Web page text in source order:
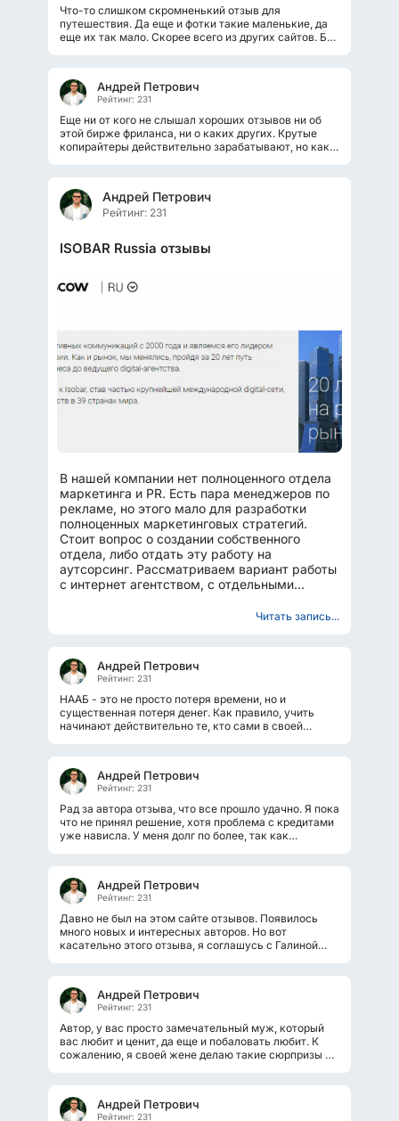
Что-то слишком скромненький отзыв для
путешествия. Да еще и фотки такие маленькие, да
еще их так мало. Скорее всего из других сайтов. Без
Андрей Петрович
Рейтинг: 231
Еще ни от кого не слышал хороших отзывов ни об
этой бирже фриланса, ни о каких других. Крутые
копирайтеры действительно зарабатывают, но как
Андрей Петрович
Рейтинг: 231
ISOBAR Russia отзывы
В нашей компании нет полноценного отдела
маркетинга и PR. Есть пара менеджеров по
рекламе, но этого мало для разработки
полноценных маркетинговых стратегий.
Стоит вопрос о создании собственного
отдела, либо отдать эту работу на
аутсорсинг. Рассматриваем вариант работы
с интернет агентством, с отдельными
Читать запись...
Андрей Петрович
Рейтинг: 231
НААБ - это не просто потеря времени, но и
существенная потеря денег. Как правило, учить
начинают действительно те, кто сами в своей
Андрей Петрович
Рейтинг: 231
Рад за автора отзыва, что все прошло удачно. Я пока
что не принял решение, хотя проблема с кредитами
уже нависла. У меня долг по более, так как
Андрей Петрович
Рейтинг: 231
Давно не был на этом сайте отзывов. Появилось
много новых и интересных авторов. Но вот
касательно этого отзыва, я соглашусь с Галиной
Андрей Петрович
Рейтинг: 231
Автор, у вас просто замечательный муж, который
вас любит и ценит, да еще и побаловать любит. К
сожалению, я своей жене делаю такие сюрпризы не
Андрей Петрович
Рейтинг: 231